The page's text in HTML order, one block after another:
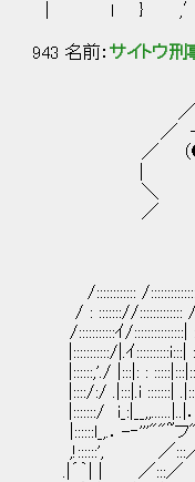
| ｌ } ,′ l
943 名前： サイトウ
／
／ ─ ─
／ （●）
| （__人__
＼ ｀
／ ー
/:::::::::::: /
/ : ::::::://::::::::::::: /
/:::::::::::ｲ/:::::::::::::::| :
|:::::::::::/|.ｲ::::::::::i:::| :
|::::::,'./ |:::|: :
|::::/:/ .|:::|.i :::::::|
|:::::::/ i_:|__,,......|..|．
|::::::l_,.．-
,!::::::', ／:::／
.|´｀| | ／:::／ |